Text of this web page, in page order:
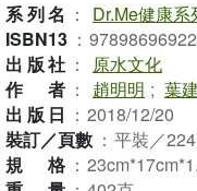
系列名 ：
Dr.Me健康系
ISBN13 ：
出版社 ：
原水文化
作者 ： 趙明明 ; 葉
出版日 ： 2018/12/20
裝訂／頁數 ： 平裝／
規格 ：